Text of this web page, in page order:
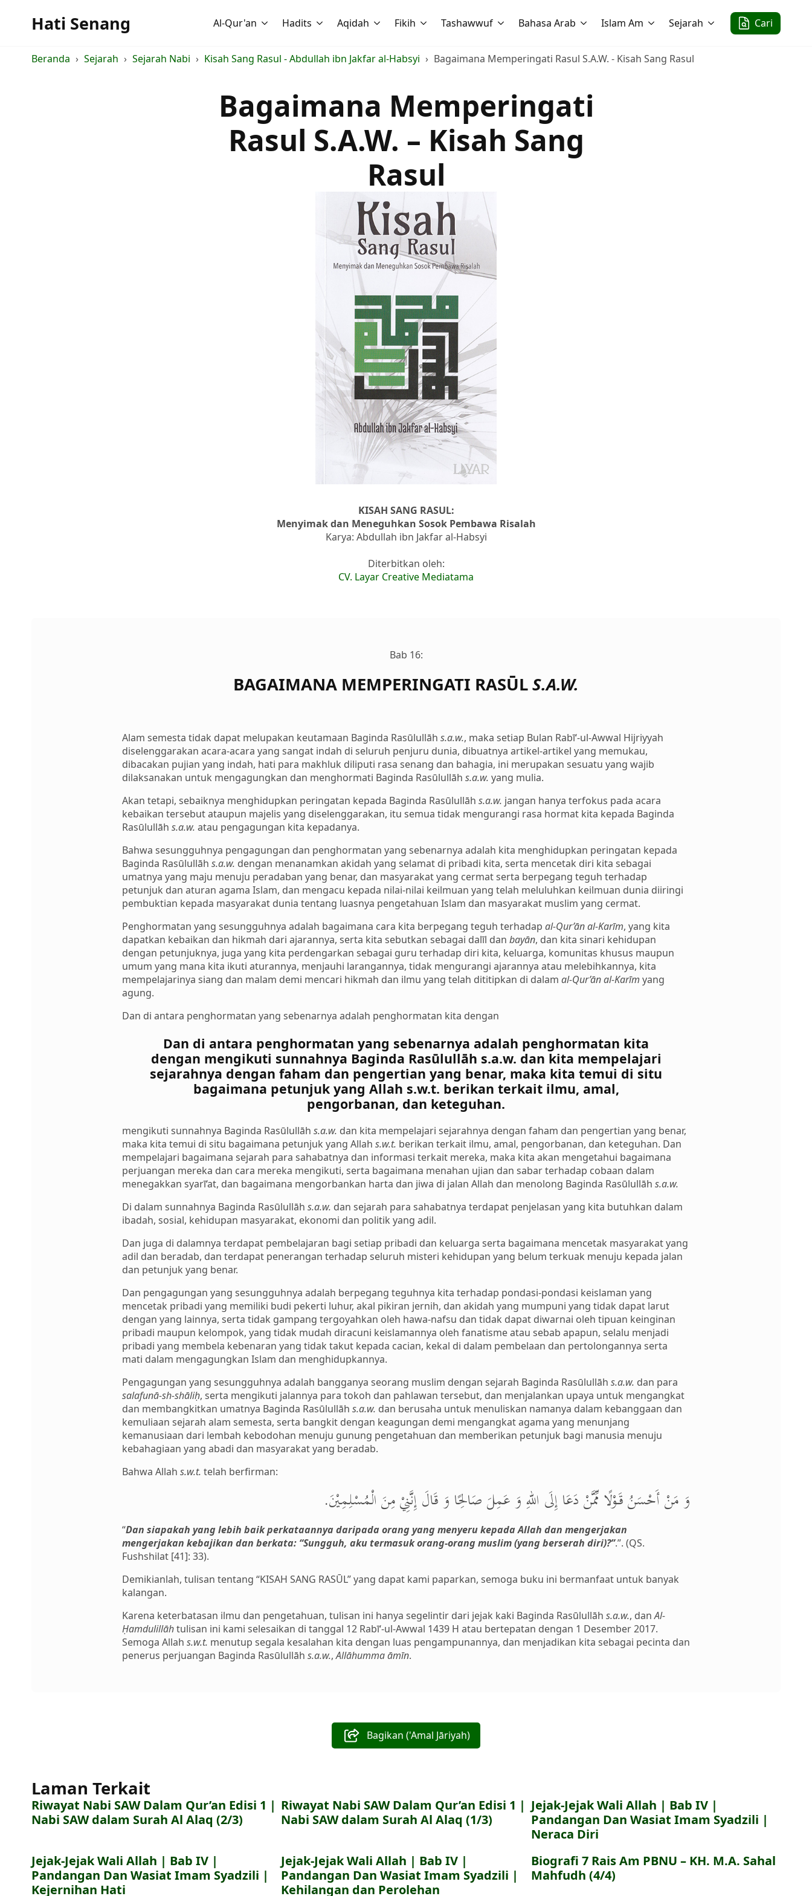
Hati Senang Al-Qur'an Hadits Aqidah Fikih Tashawwuf Bahasa Arab Islam Am Sejarah Cari
Beranda Sejarah Sejarah Nabi Kisah Sang Rasul - Abdullah ibn Jakfar al-Habsyi Bagaimana Memperingati Rasul S.A.W. - Kisah Sang Rasul
Bagaimana Memperingati
Rasul S.A.W. – Kisah Sang
Rasul
KISAH SANG RASUL:
Menyimak dan Meneguhkan Sosok Pembawa Risalah
Karya: Abdullah ibn Jakfar al-Habsyi
Diterbitkan oleh:
CV. Layar Creative Mediatama
Bab 16:
BAGAIMANA MEMPERINGATI RASŪLS.A.W.
Alam semesta tidak dapat melupakan keutamaan Baginda Rasūlullāh s.a.w., maka setiap Bulan Rabī‘-ul-Awwal Hijriyyah
diselenggarakan acara-acara yang sangat indah di seluruh penjuru dunia, dibuatnya artikel-artikel yang memukau,
dibacakan pujian yang indah, hati para makhluk diliputi rasa senang dan bahagia, ini merupakan sesuatu yang wajib
dilaksanakan untuk mengagungkan dan menghormati Baginda Rasūlullāh s.a.w. yang mulia.
Akan tetapi, sebaiknya menghidupkan peringatan kepada Baginda Rasūlullāh s.a.w. jangan hanya terfokus pada acara
kebaikan tersebut ataupun majelis yang diselenggarakan, itu semua tidak mengurangi rasa hormat kita kepada Baginda
Rasūlullāh s.a.w. atau pengagungan kita kepadanya.
Bahwa sesungguhnya pengagungan dan penghormatan yang sebenarnya adalah kita menghidupkan peringatan kepada
Baginda Rasūlullāh s.a.w. dengan menanamkan akidah yang selamat di pribadi kita, serta mencetak diri kita sebagai
umatnya yang maju menuju peradaban yang benar, dan masyarakat yang cermat serta berpegang teguh terhadap
petunjuk dan aturan agama Islam, dan mengacu kepada nilai-nilai keilmuan yang telah meluluhkan keilmuan dunia diiringi
pembuktian kepada masyarakat dunia tentang luasnya pengetahuan Islam dan masyarakat muslim yang cermat.
Penghormatan yang sesungguhnya adalah bagaimana cara kita berpegang teguh terhadap al-Qur’ān al-Karīm, yang kita
dapatkan kebaikan dan hikmah dari ajarannya, serta kita sebutkan sebagai dalīl dan bayān, dan kita sinari kehidupan
dengan petunjuknya, juga yang kita perdengarkan sebagai guru terhadap diri kita, keluarga, komunitas khusus maupun
umum yang mana kita ikuti aturannya, menjauhi larangannya, tidak mengurangi ajarannya atau melebihkannya, kita
mempelajarinya siang dan malam demi mencari hikmah dan ilmu yang telah dititipkan di dalam al-Qur’ān al-Karīm yang
agung.
Dan di antara penghormatan yang sebenarnya adalah penghormatan kita dengan
Dan di antara penghormatan yang sebenarnya adalah penghormatan kita
dengan mengikuti sunnahnya Baginda Rasūlullāh s.a.w. dan kita mempelajari
sejarahnya dengan faham dan pengertian yang benar, maka kita temui di situ
bagaimana petunjuk yang Allah s.w.t. berikan terkait ilmu, amal,
pengorbanan, dan keteguhan.
mengikuti sunnahnya Baginda Rasūlullāh s.a.w. dan kita mempelajari sejarahnya dengan faham dan pengertian yang benar,
maka kita temui di situ bagaimana petunjuk yang Allah s.w.t. berikan terkait ilmu, amal, pengorbanan, dan keteguhan. Dan
mempelajari bagaimana sejarah para sahabatnya dan informasi terkait mereka, maka kita akan mengetahui bagaimana
perjuangan mereka dan cara mereka mengikuti, serta bagaimana menahan ujian dan sabar terhadap cobaan dalam
menegakkan syarī‘at, dan bagaimana mengorbankan harta dan jiwa di jalan Allah dan menolong Baginda Rasūlullāh s.a.w.
Di dalam sunnahnya Baginda Rasūlullāh s.a.w. dan sejarah para sahabatnya terdapat penjelasan yang kita butuhkan dalam
ibadah, sosial, kehidupan masyarakat, ekonomi dan politik yang adil.
Dan juga di dalamnya terdapat pembelajaran bagi setiap pribadi dan keluarga serta bagaimana mencetak masyarakat yang
adil dan beradab, dan terdapat penerangan terhadap seluruh misteri kehidupan yang belum terkuak menuju kepada jalan
dan petunjuk yang benar.
Dan pengagungan yang sesungguhnya adalah berpegang teguhnya kita terhadap pondasi-pondasi keislaman yang
mencetak pribadi yang memiliki budi pekerti luhur, akal pikiran jernih, dan akidah yang mumpuni yang tidak dapat larut
dengan yang lainnya, serta tidak gampang tergoyahkan oleh hawa-nafsu dan tidak dapat diwarnai oleh tipuan keinginan
pribadi maupun kelompok, yang tidak mudah diracuni keislamannya oleh fanatisme atau sebab apapun, selalu menjadi
pribadi yang membela kebenaran yang tidak takut kepada cacian, kekal di dalam pembelaan dan pertolongannya serta
mati dalam mengagungkan Islam dan menghidupkannya.
Pengagungan yang sesungguhnya adalah bangganya seorang muslim dengan sejarah Baginda Rasūlullāh s.a.w. dan para
salafunā-sh-shāliḥ, serta mengikuti jalannya para tokoh dan pahlawan tersebut, dan menjalankan upaya untuk mengangkat
dan membangkitkan umatnya Baginda Rasūlullāh s.a.w. dan berusaha untuk menuliskan namanya dalam kebanggaan dan
kemuliaan sejarah alam semesta, serta bangkit dengan keagungan demi mengangkat agama yang menunjang
kemanusiaan dari lembah kebodohan menuju gunung pengetahuan dan memberikan petunjuk bagi manusia menuju
kebahagiaan yang abadi dan masyarakat yang beradab.
Bahwa Allah s.w.t. telah berfirman:
وَ مَنْ أَحْسَنُ قَوْلًا مِّمَّنْ دَعَا إِلَى اللهِ وَ عَمِلَ صَالِحًا وَ قَالَ إِنَّنِيْ مِنَ الْمُسْلِمِيْنَ.
“Dan siapakah yang lebih baik perkataannya daripada orang yang menyeru kepada Allah dan mengerjakan
mengerjakan kebajikan dan berkata: “Sungguh, aku termasuk orang-orang muslim (yang berserah diri)?”.”. (QS.
Fushshilat [41]: 33).
Demikianlah, tulisan tentang “KISAH SANG RASŪL” yang dapat kami paparkan, semoga buku ini bermanfaat untuk banyak
kalangan.
Karena keterbatasan ilmu dan pengetahuan, tulisan ini hanya segelintir dari jejak kaki Baginda Rasūlullāh s.a.w., danAl-
Ḥamdulillāhtulisan ini kami selesaikan di tanggal 12 Rabī‘-ul-Awwal 1439 H atau bertepatan dengan 1 Desember 2017.
Semoga Allah s.w.t. menutup segala kesalahan kita dengan luas pengampunannya, dan menjadikan kita sebagai pecinta dan
penerus perjuangan Baginda Rasūlullāh s.a.w.,Allāhumma āmīn.
Bagikan ('Amal Jāriyah)
Laman Terkait
Riwayat Nabi SAW Dalam Qur’an Edisi 1 |
Nabi SAW dalam Surah Al Alaq (2/3)
Riwayat Nabi SAW Dalam Qur’an Edisi 1 |
Nabi SAW dalam Surah Al Alaq (1/3)
Jejak-Jejak Wali Allah | Bab IV |
Pandangan Dan Wasiat Imam Syadzili |
Neraca Diri
Jejak-Jejak Wali Allah | Bab IV |
Pandangan Dan Wasiat Imam Syadzili |
Kejernihan Hati
Jejak-Jejak Wali Allah | Bab IV |
Pandangan Dan Wasiat Imam Syadzili |
Kehilangan dan Perolehan
Biografi 7 Rais Am PBNU – KH. M.A. Sahal
Mahfudh (4/4)